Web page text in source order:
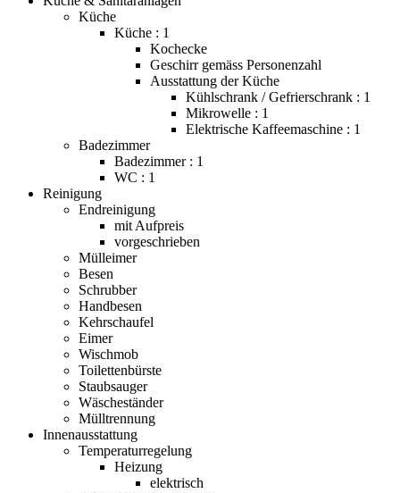
Küche
Küche : 1
Kochecke
Geschirr gemäss Personenzahl
Ausstattung der Küche
Kühlschrank / Gefrierschrank : 1
Mikrowelle : 1
Elektrische Kaffeemaschine : 1
Badezimmer
Badezimmer : 1
WC : 1
Reinigung
Endreinigung
mit Aufpreis
vorgeschrieben
Mülleimer
Besen
Schrubber
Handbesen
Kehrschaufel
Eimer
Wischmob
Toilettenbürste
Staubsauger
Wäscheständer
Mülltrennung
Innenausstattung
Temperaturregelung
Heizung
elektrisch